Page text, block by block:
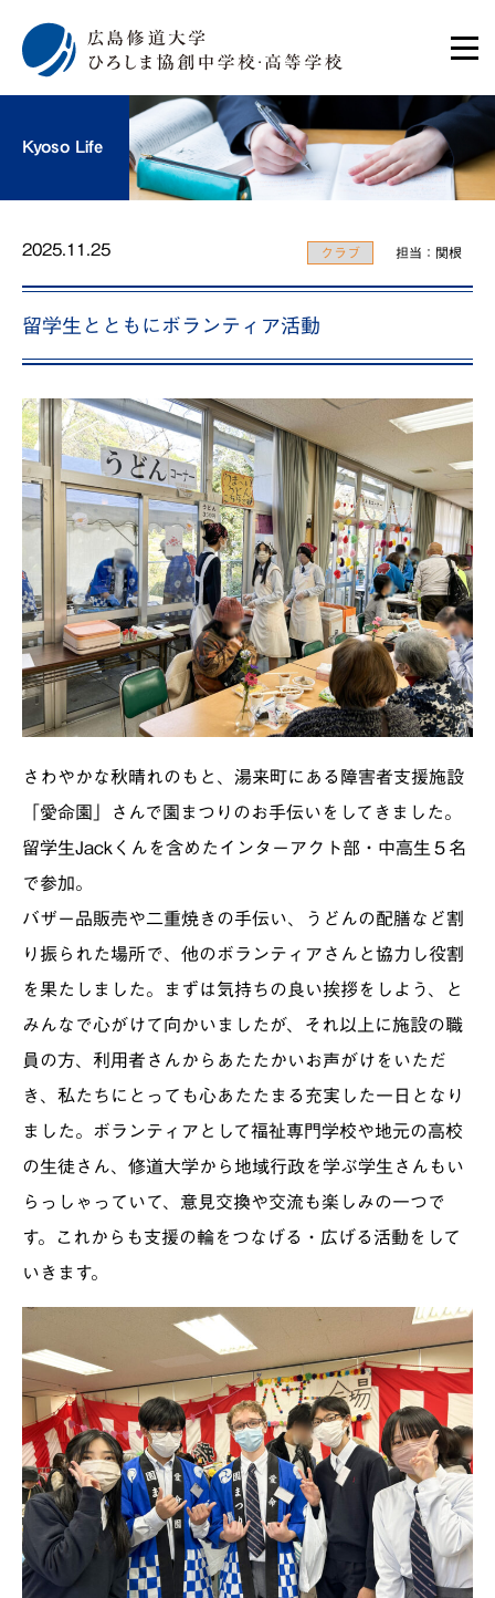
Kyoso Life
2025.11.25 クラブ 担当：関根
留学生とともにボランティア活動
さわやかな秋晴れのもと、湯来町にある障害者支援施設
「愛命園」さんで園まつりのお手伝いをしてきました。
留学生Jackくんを含めたインターアクト部・中高生５名
で参加。
バザー品販売や二重焼きの手伝い、うどんの配膳など割
り振られた場所で、他のボランティアさんと協力し役割
を果たしました。まずは気持ちの良い挨拶をしよう、と
みんなで心がけて向かいましたが、それ以上に施設の職
員の方、利用者さんからあたたかいお声がけをいただ
き、私たちにとっても心あたたまる充実した一日となり
ました。ボランティアとして福祉専門学校や地元の高校
の生徒さん、修道大学から地域行政を学ぶ学生さんもい
らっしゃっていて、意見交換や交流も楽しみの一つで
す。これからも支援の輪をつなげる・広げる活動をして
いきます。